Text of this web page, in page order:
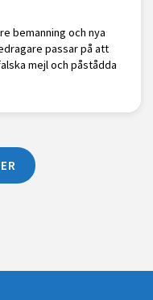
bemanning och nya
passar på att
mejl och påstådda